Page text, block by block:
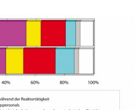
Lightbox
öffnen